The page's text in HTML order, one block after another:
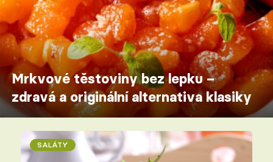
Mrkvové těstoviny bez lepku –
zdravá a originální alternativa klasiky
SALÁTY